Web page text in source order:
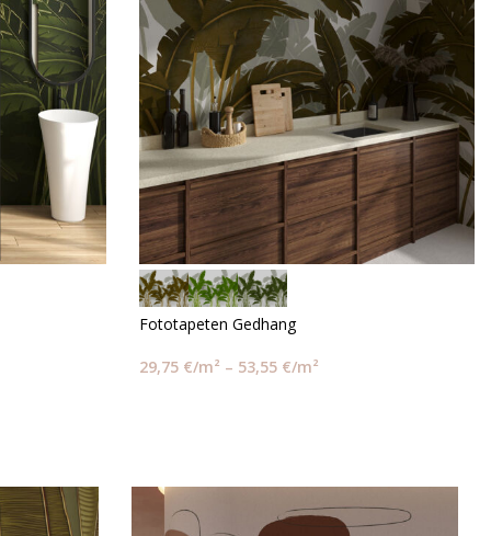
Fototapeten Gedhang
29,75 €/m² – 53,55 €/m²